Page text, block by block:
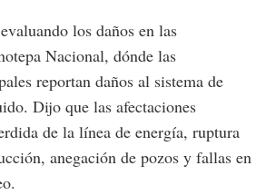
los daños en las
Nacional, dónde las
reportan daños al sistema de
Dijo que las afectaciones
de la línea de energía, ruptura
anegación de pozos y fallas en